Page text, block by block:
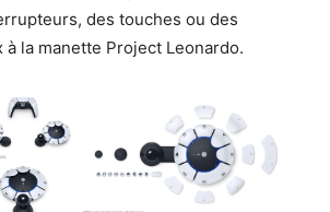
des touches ou des
la manette Project Leonardo.